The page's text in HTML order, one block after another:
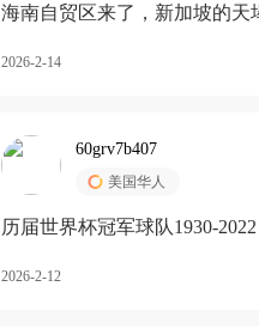
海南自贸区来了，新加坡的天
2026-2-14
60grv7b407
美国华人
历届世界杯冠军球队1930-2022
2026-2-12